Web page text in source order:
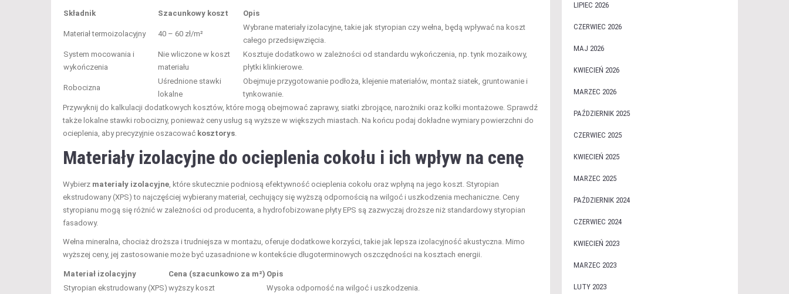
Składnik Szacunkowy koszt Opis
Materiał termoizolacyjny 40 – 60 zł/m²
Wybrane materiały izolacyjne, takie jak styropian czy wełna, będą wpływać na koszt
całego przedsięwzięcia.
System mocowania i
wykończenia
Nie wliczone w koszt
materiału
Kosztuje dodatkowo w zależności od standardu wykończenia, np. tynk mozaikowy,
płytki klinkierowe.
Robocizna
Uśrednione stawki
lokalne
Obejmuje przygotowanie podłoża, klejenie materiałów, montaż siatek, gruntowanie i
tynkowanie.
Przywyknij do kalkulacji dodatkowych kosztów, które mogą obejmować zaprawy, siatki zbrojące, narożniki oraz kołki montażowe. Sprawdź
także lokalne stawki robocizny, ponieważ ceny usług są wyższe w większych miastach. Na końcu podaj dokładne wymiary powierzchni do
ocieplenia, aby precyzyjnie oszacować kosztorys.
Materiały izolacyjne do ocieplenia cokołu i ich wpływ na cenę
Wybierz materiały izolacyjne, które skutecznie podniosą efektywność ocieplenia cokołu oraz wpłyną na jego koszt. Styropian
ekstrudowany (XPS) to najczęściej wybierany materiał, cechujący się wyższą odpornością na wilgoć i uszkodzenia mechaniczne. Ceny
styropianu mogą się różnić w zależności od producenta, a hydrofobizowane płyty EPS są zazwyczaj droższe niż standardowy styropian
fasadowy.
Wełna mineralna, chociaż droższa i trudniejsza w montażu, oferuje dodatkowe korzyści, takie jak lepsza izolacyjność akustyczna. Mimo
wyższej ceny, jej zastosowanie może być uzasadnione w kontekście długoterminowych oszczędności na kosztach energii.
Materiał izolacyjny Cena (szacunkowo za m²) Opis
Styropian ekstrudowany (XPS) wyższy koszt
Wysoka odporność na wilgoć i uszkodzenia.
LIPIEC 2026
CZERWIEC 2026
MAJ 2026
KWIECIEŃ 2026
MARZEC 2026
PAŹDZIERNIK 2025
CZERWIEC 2025
KWIECIEŃ 2025
MARZEC 2025
PAŹDZIERNIK 2024
CZERWIEC 2024
KWIECIEŃ 2023
MARZEC 2023
LUTY 2023